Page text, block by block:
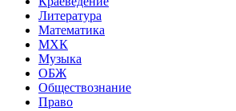
Литература
Математика
МХК
Музыка
ОБЖ
Обществознание
Право